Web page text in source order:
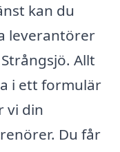
kan du
leverantörer
Allt
i ett formulär
vi din
Du får